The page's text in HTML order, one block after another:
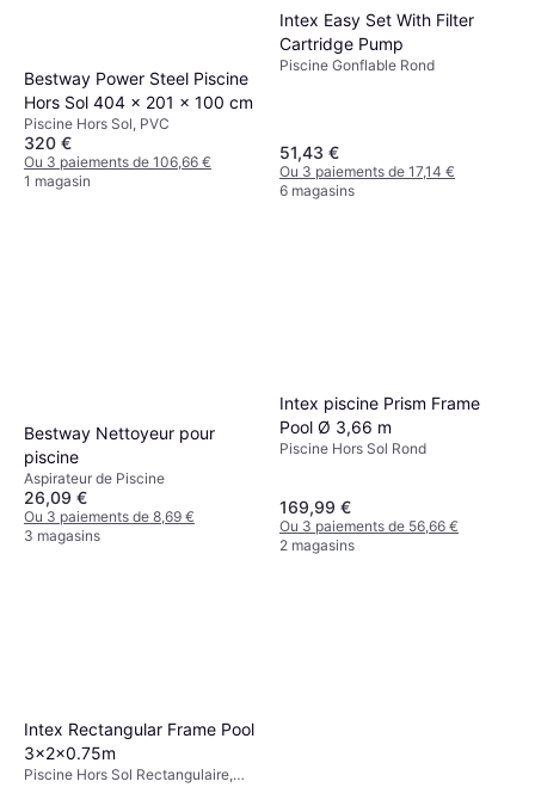
Bestway Power Steel Piscine
Hors Sol 404 x 201 x 100 cm
Piscine Hors Sol, PVC
320 €
Ou 3 paiements de 106,66 €
1 magasin
Intex Easy Set With Filter
Cartridge Pump
Piscine Gonflable Rond
51,43 €
Ou 3 paiements de 17,14 €
6 magasins
Bestway Nettoyeur pour
piscine
Aspirateur de Piscine
26,09 €
Ou 3 paiements de 8,69 €
3 magasins
Intex piscine Prism Frame
Pool Ø 3,66 m
Piscine Hors Sol Rond
169,99 €
Ou 3 paiements de 56,66 €
2 magasins
Intex Rectangular Frame Pool
3x2x0.75m
Piscine Hors Sol Rectangulaire,